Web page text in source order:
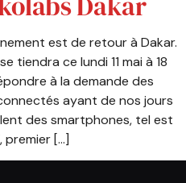
est de retour à Dakar.
tiendra ce lundi 11 mai à 18
à la demande des
ayant de nos jours
des smartphones, tel est
premier […]